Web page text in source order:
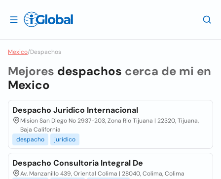
Mexico/Despachos
Mejores despachos cerca de mi en
Mexico
Despacho Juridico Internacional
Mision San Diego No 2937-203, Zona Rio Tijuana | 22320, Tijuana,
Baja California
despacho
juridico
Despacho Consultoria Integral De
Av. Manzanillo 439, Oriental Colima | 28040, Colima, Colima